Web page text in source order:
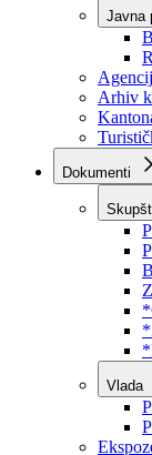
Javna
Arhiv
Dokumenti
Vlada